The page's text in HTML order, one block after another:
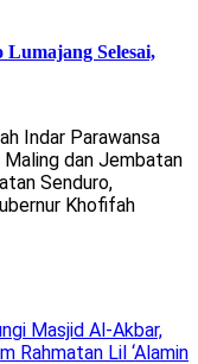
Selesai,
Indar Parawansa
Maling dan Jembatan
Senduro,
Khofifah